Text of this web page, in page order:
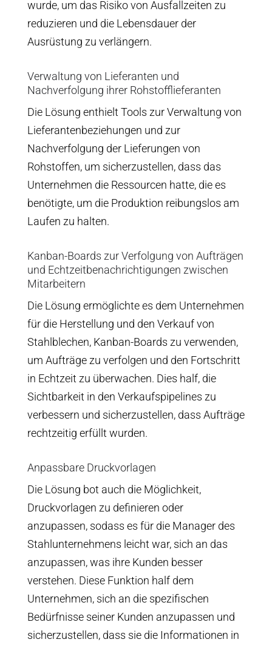
wurde, um das Risiko von Ausfallzeiten zu
reduzieren und die Lebensdauer der
Ausrüstung zu verlängern.
Verwaltung von Lieferanten und
Nachverfolgung ihrer Rohstofflieferanten
Die Lösung enthielt Tools zur Verwaltung von
Lieferantenbeziehungen und zur
Nachverfolgung der Lieferungen von
Rohstoffen, um sicherzustellen, dass das
Unternehmen die Ressourcen hatte, die es
benötigte, um die Produktion reibungslos am
Laufen zu halten.
Kanban-Boards zur Verfolgung von Aufträgen
und Echtzeitbenachrichtigungen zwischen
Mitarbeitern
Die Lösung ermöglichte es dem Unternehmen
für die Herstellung und den Verkauf von
Stahlblechen, Kanban-Boards zu verwenden,
um Aufträge zu verfolgen und den Fortschritt
in Echtzeit zu überwachen. Dies half, die
Sichtbarkeit in den Verkaufspipelines zu
verbessern und sicherzustellen, dass Aufträge
rechtzeitig erfüllt wurden.
Anpassbare Druckvorlagen
Die Lösung bot auch die Möglichkeit,
Druckvorlagen zu definieren oder
anzupassen, sodass es für die Manager des
Stahlunternehmens leicht war, sich an das
anzupassen, was ihre Kunden besser
verstehen. Diese Funktion half dem
Unternehmen, sich an die spezifischen
Bedürfnisse seiner Kunden anzupassen und
sicherzustellen, dass sie die Informationen in